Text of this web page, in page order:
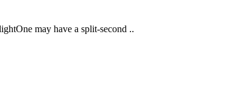
may have a split-second ..